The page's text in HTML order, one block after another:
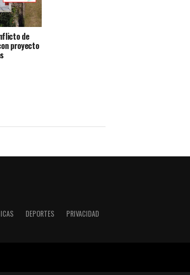
de
proyecto
DEPORTES PRIVACIDAD